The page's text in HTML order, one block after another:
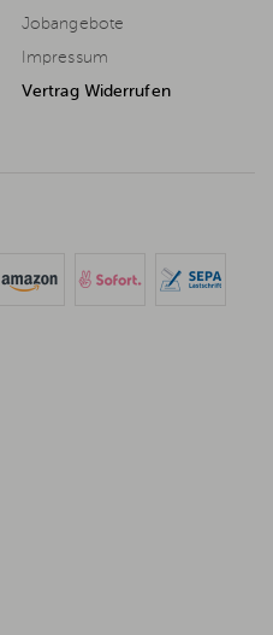
Jobangebote
Impressum
Vertrag Widerrufen